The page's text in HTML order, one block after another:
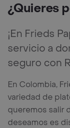
¿Quieres
¡En Frieds
servicio a
seguro con
En Colombia,
variedad de
queremos salir
deseamos es